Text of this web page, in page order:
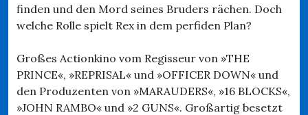
finden und den Mord seines Bruders rächen. Doch
welche Rolle spielt Rex in dem perfiden Plan?
Großes Actionkino vom Regisseur von »THE
PRINCE«, »REPRISAL« und »OFFICER DOWN« und
den Produzenten von »MARAUDERS«, »16 BLOCKS«,
»JOHN RAMBO« und »2 GUNS«. Großartig besetzt